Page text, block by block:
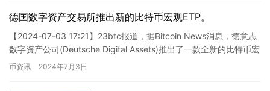
德国数字资产交易所推出新的比特币宏观ETP。
【2024-07-03 17:21】23btc报道，据Bitcoin News消息，德意志
数字资产公司(Deutsche Digital Assets)推出了一款全新的比特币宏
观E…
币资讯 2024年7月3日